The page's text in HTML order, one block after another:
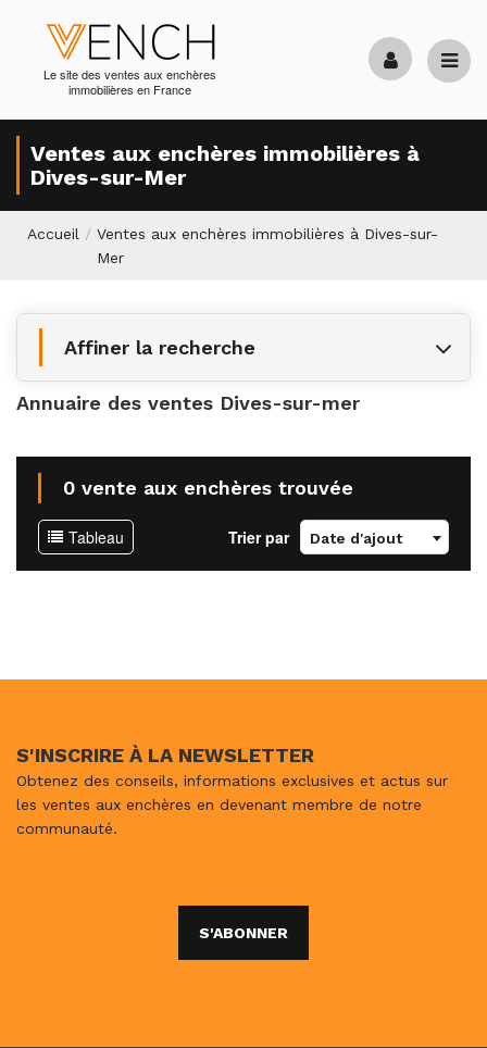
Le site des ventes aux enchères
immobilières en France
Ventes aux enchères immobilières à
Dives-sur-Mer
Accueil / Ventes aux enchères immobilières à Dives-sur-
Mer
Affiner la recherche
Annuaire des ventes Dives-sur-mer
0 vente aux enchères trouvée
Tableau Trier par Date d'ajout
S'INSCRIRE À LA NEWSLETTER
Obtenez des conseils, informations exclusives et actus sur
les ventes aux enchères en devenant membre de notre
communauté.
S'ABONNER